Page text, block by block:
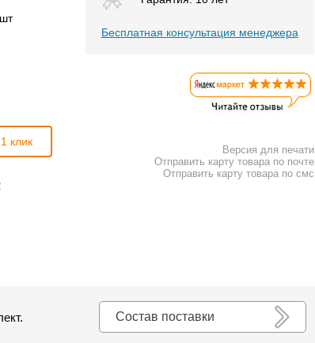
шт
клик
Бесплатная консультация менеджера
Версия для печати
Отправить карту товара по почте
Отправить карту товара по смс
Состав поставки